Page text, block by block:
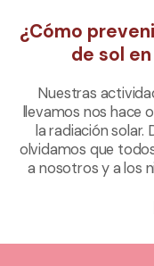
¿Cómo
de sol
Nuestras
llevamos nos hace
la radiación solar.
olvidamos que
a nosotros y a los
cubierta por la